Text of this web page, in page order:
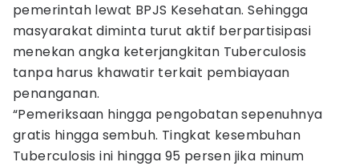
pemerintah lewat BPJS Kesehatan. Sehingga
masyarakat diminta turut aktif berpartisipasi
menekan angka keterjangkitan Tuberculosis
tanpa harus khawatir terkait pembiayaan
penanganan.
“Pemeriksaan hingga pengobatan sepenuhnya
gratis hingga sembuh. Tingkat kesembuhan
Tuberculosis ini hingga 95 persen jika minum